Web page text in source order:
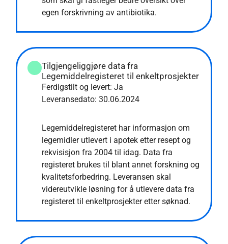
egen forskrivning av antibiotika.
Tilgjengeliggjøre data fra
Legemiddelregisteret til enkeltprosjekter
Ferdigstilt og levert: Ja
Leveransedato:30.06.2024
Legemiddelregisteret har informasjon om
legemidler utlevert i apotek etter resept og
rekvisisjon fra 2004 til idag. Data fra
registeret brukes til blant annet forskning og
kvalitetsforbedring. Leveransen skal
videreutvikle løsning for å utlevere data fra
registeret til enkeltprosjekter etter søknad.